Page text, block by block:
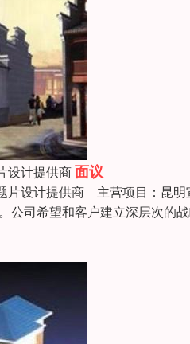
设计提供商面议
设计提供商 主营项目：昆
公司希望和客户建立深层次的